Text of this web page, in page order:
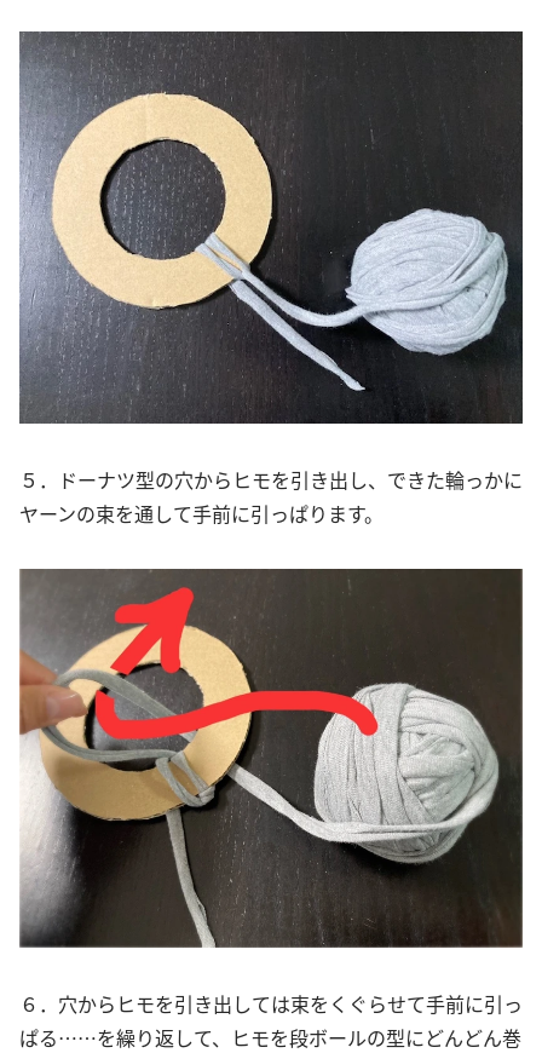
５．ドーナツ型の穴からヒモを引き出し、できた輪っかに
ヤーンの束を通して手前に引っぱります。
６．穴からヒモを引き出しては束をくぐらせて手前に引っ
ぱる……を繰り返して、ヒモを段ボールの型にどんどん巻